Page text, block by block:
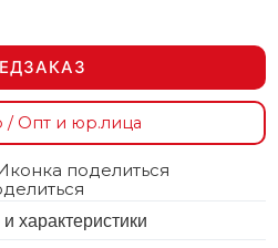
/ Опт и юр.лица
характеристики